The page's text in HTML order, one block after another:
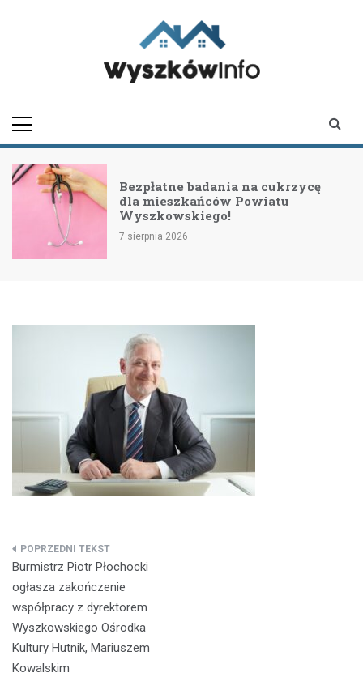
Bezpłatne badania na cukrzycę
dla mieszkańców Powiatu
Wyszkowskiego!
7 sierpnia 2026
Nawigacja
wpisu
Burmistrz Piotr Płochocki
ogłasza zakończenie
współpracy z dyrektorem
Wyszkowskiego Ośrodka
Kultury Hutnik, Mariuszem
Kowalskim